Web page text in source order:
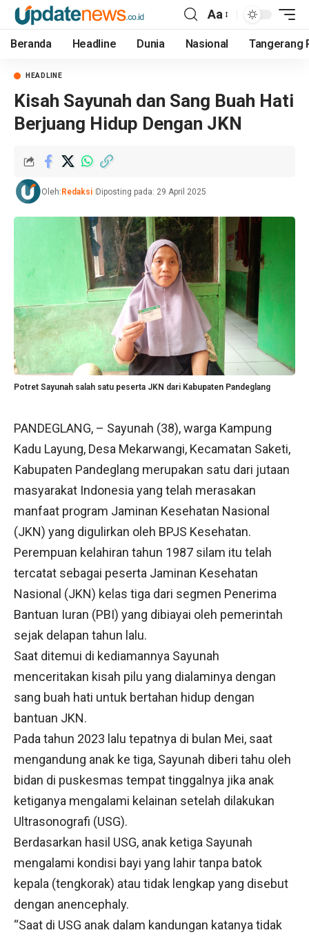
Aa
Beranda Headline Dunia Nasional Tangerang
HEADLINE
Kisah Sayunah dan Sang Buah Hati
Berjuang Hidup Dengan JKN
Oleh: Redaksi Diposting pada: 29 April 2025
Potret Sayunah salah satu peserta JKN dari Kabupaten Pandeglang
PANDEGLANG, – Sayunah (38), warga Kampung
Kadu Layung, Desa Mekarwangi, Kecamatan Saketi,
Kabupaten Pandeglang merupakan satu dari jutaan
masyarakat Indonesia yang telah merasakan
manfaat program Jaminan Kesehatan Nasional
(JKN) yang digulirkan oleh BPJS Kesehatan.
Perempuan kelahiran tahun 1987 silam itu telah
tercatat sebagai peserta Jaminan Kesehatan
Nasional (JKN) kelas tiga dari segmen Penerima
Bantuan Iuran (PBI) yang dibiayai oleh pemerintah
sejak delapan tahun lalu.
Saat ditemui di kediamannya Sayunah
menceritakan kisah pilu yang dialaminya dengan
sang buah hati untuk bertahan hidup dengan
bantuan JKN.
Pada tahun 2023 lalu tepatnya di bulan Mei, saat
mengandung anak ke tiga, Sayunah diberi tahu oleh
bidan di puskesmas tempat tinggalnya jika anak
ketiganya mengalami kelainan setelah dilakukan
Ultrasonografi (USG).
Berdasarkan hasil USG, anak ketiga Sayunah
mengalami kondisi bayi yang lahir tanpa batok
kepala (tengkorak) atau tidak lengkap yang disebut
dengan anencephaly.
“Saat di USG anak dalam kandungan katanya tidak